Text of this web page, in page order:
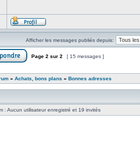
Afficher les messages publiés depuis:
Page 2 sur 2 [ 15 messages ]
» Achats, bons plans » Bonnes adresses
: Aucun utilisateur enregistré et 19 invités